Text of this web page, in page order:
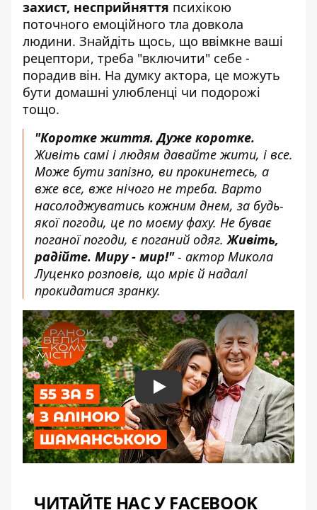
захист, несприйняття психікою
поточного емоційного тла довкола
людини. Знайдіть щось, що ввімкне ваші
рецептори, треба "включити" себе -
порадив він. На думку актора, це можуть
бути домашні улюбленці чи подорожі
тощо.
"Коротке життя. Дуже коротке.
Живіть самі і людям давайте жити, і все.
Може бути запізно, ви прокинетесь, а
вже все, вже нічого не треба. Варто
насолоджуватись кожним днем, за будь-
якої погоди, це по моєму фаху. Не буває
поганої погоди, є поганий одяг.Живіть,
радійте. Миру - мир!"- актор Микола
Луценко розповів, що мріє й надалі
прокидатися зранку.
Play
ЧИТАЙТЕ НАС У FACEBOOK